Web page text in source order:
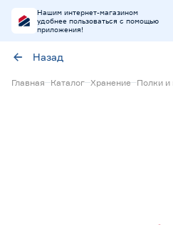
Нашим интернет-магазином
удобнее пользоваться с помощью
приложения!
Назад
Главная Каталог Хранение Полки и